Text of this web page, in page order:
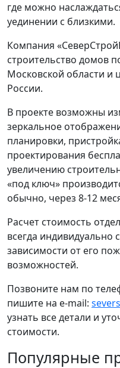
где можно
уединении с близкими.
Компания
строительство домов
Московской области и
России.
В проекте возможны
зеркальное
планировки,
проектирования
увеличению
«под ключ»
обычно, через 8-12
Расчет стоимость
всегда индивидуально
зависимости от его
возможностей.
Позвоните нам по
пишите на e-mail:
узнать все детали и
стоимости.
Популярные